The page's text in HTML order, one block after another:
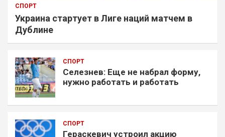
СПОРТ
Украина стартует в Лиге наций матчем в
Дублине
СПОРТ
Селезнев: Еще не набрал форму,
нужно работать и работать
СПОРТ
Гераскевич устроил акцию